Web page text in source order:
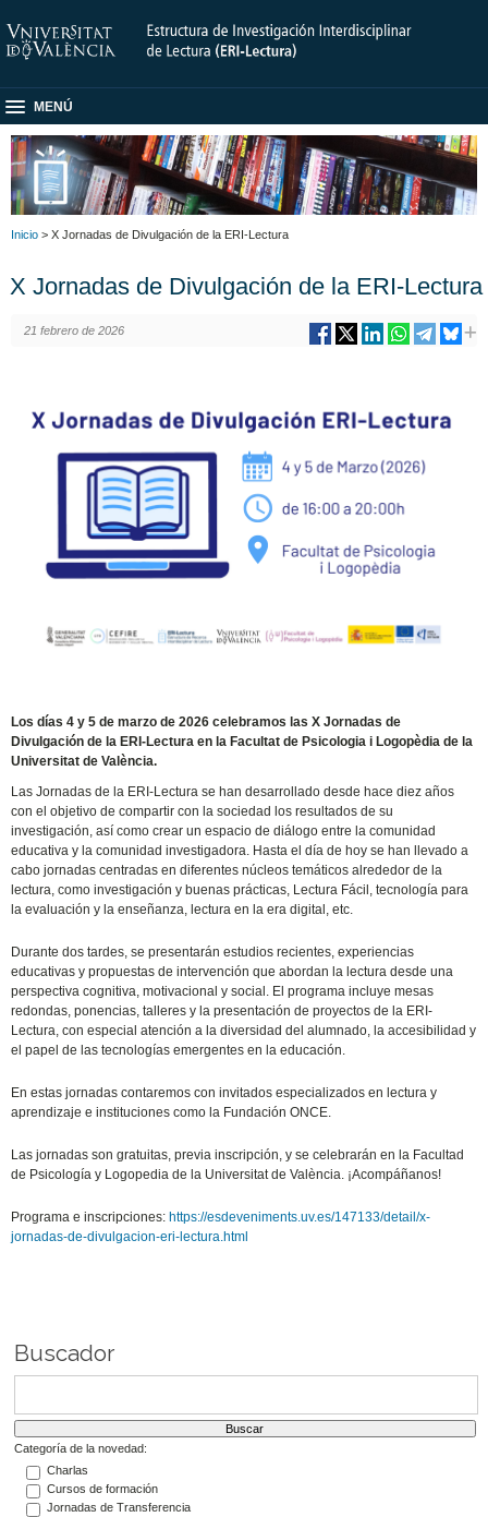
MENÚ
Inicio > X Jornadas de Divulgación de la ERI-Lectura
X Jornadas de Divulgación de la ERI-Lectura
21 febrero de 2026
Los días 4 y 5 de marzo de 2026 celebramos las X Jornadas de
Divulgación de la ERI-Lectura en la Facultat de Psicologia i Logopèdia de la
Universitat de València.
Las Jornadas de la ERI-Lectura se han desarrollado desde hace diez años
con el objetivo de compartir con la sociedad los resultados de su
investigación, así como crear un espacio de diálogo entre la comunidad
educativa y la comunidad investigadora. Hasta el día de hoy se han llevado a
cabo jornadas centradas en diferentes núcleos temáticos alrededor de la
lectura, como investigación y buenas prácticas, Lectura Fácil, tecnología para
la evaluación y la enseñanza, lectura en la era digital, etc.
Durante dos tardes, se presentarán estudios recientes, experiencias
educativas y propuestas de intervención que abordan la lectura desde una
perspectiva cognitiva, motivacional y social. El programa incluye mesas
redondas, ponencias, talleres y la presentación de proyectos de la ERI-
Lectura, con especial atención a la diversidad del alumnado, la accesibilidad y
el papel de las tecnologías emergentes en la educación.
En estas jornadas contaremos con invitados especializados en lectura y
aprendizaje e instituciones como la Fundación ONCE.
Las jornadas son gratuitas, previa inscripción, y se celebrarán en la Facultad
de Psicología y Logopedia de la Universitat de València. ¡Acompáñanos!
Programa e inscripciones: https://esdeveniments.uv.es/147133/detail/x-
jornadas-de-divulgacion-eri-lectura.html
Buscador
Categoría de la novedad:
Charlas
Cursos de formación
Jornadas de Transferencia